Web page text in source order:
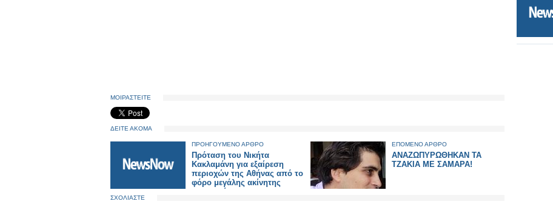
ΜΟΙΡΑΣΤΕΙΤΕ
ΔΕΙΤΕ ΑΚΟΜΑ
ΠΡΟΗΓΟΥΜΕΝΟ ΑΡΘΡΟ
Πρόταση του Νικήτα
Κακλαμάνη για εξαίρεση
περιοχών της Αθήνας από το
φόρο μεγάλης ακίνητης
ΕΠΟΜΕΝΟ ΑΡΘΡΟ
ΑΝΑΖΩΠΥΡΩΘΗΚΑΝ ΤΑ
ΤΖΑΚΙΑ ΜΕ ΣΑΜΑΡΑ!
ΣΧΟΛΙΑΣΤΕ